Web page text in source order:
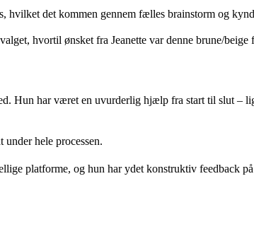
hvilket det kommen gennem fælles brainstorm og
hvortil ønsket fra Jeanette var denne brune/beige
Hun har været en uvurderlig hjælp fra start til slut –
hele processen.
platforme, og hun har ydet konstruktiv feedback